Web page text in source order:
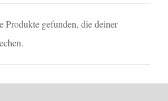
Zimmer buchen
Essen
Produkte gefunden, die deiner